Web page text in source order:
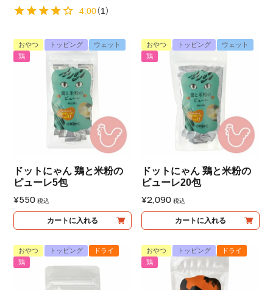
4.00（1）
おやつ トッピング
ウェット
鶏
ドットにゃん 鶏と米粉の
ピューレ5包
¥550 税込
カートに入れる
おやつ トッピング
ウェット
鶏
ドットにゃん 鶏と米粉の
ピューレ20包
¥2,090 税込
カートに入れる
おやつ トッピング
ドライ
鶏
おやつ トッピング
ドライ
鶏